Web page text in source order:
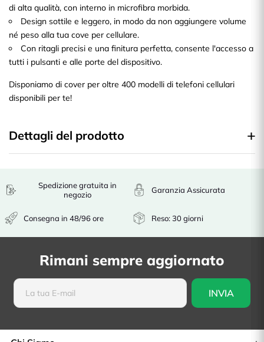
di alta qualità, con interno in microfibra morbida.
Design sottile e leggero, in modo da non aggiungere volume
né peso alla tua cove per cellulare.
Con ritagli precisi e una finitura perfetta, consente l'accesso a
tutti i pulsanti e alle porte del dispositivo.
Disponiamo di cover per oltre 400 modelli di telefoni cellulari
disponibili per te!
Dettagli del prodotto
Spedizione gratuita in
negozio
Consegna in 48/96 ore
Garanzia Assicurata
Reso: 30 giorni
Rimani sempre aggiornato